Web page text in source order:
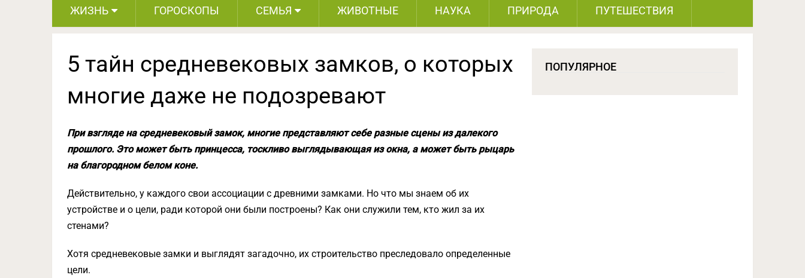
ЖИЗНЬ ГОРОСКОПЫ СЕМЬЯ ЖИВОТНЫЕ НАУКА ПРИРОДА ПУТЕШЕСТВИЯ
5 тайн средневековых замков, о которых
многие даже не подозревают
При взгляде на средневековый замок, многие представляют себе разные сцены из далекого
прошлого. Это может быть принцесса, тоскливо выглядывающая из окна, а может быть рыцарь
на благородном белом коне.
Действительно, у каждого свои ассоциации с древними замками. Но что мы знаем об их
устройстве и о цели, ради которой они были построены? Как они служили тем, кто жил за их
стенами?
Хотя средневековые замки и выглядят загадочно, их строительство преследовало определенные
цели.
ПОПУЛЯРНОЕ